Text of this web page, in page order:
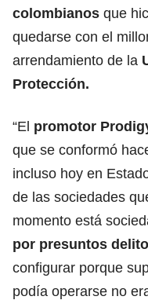
colombianos que
quedarse con el
arrendamiento de la
Protección.
“El promotor
que se conformó
incluso hoy en
de las sociedades
momento está
por presuntos
configurar porque
podía operarse no